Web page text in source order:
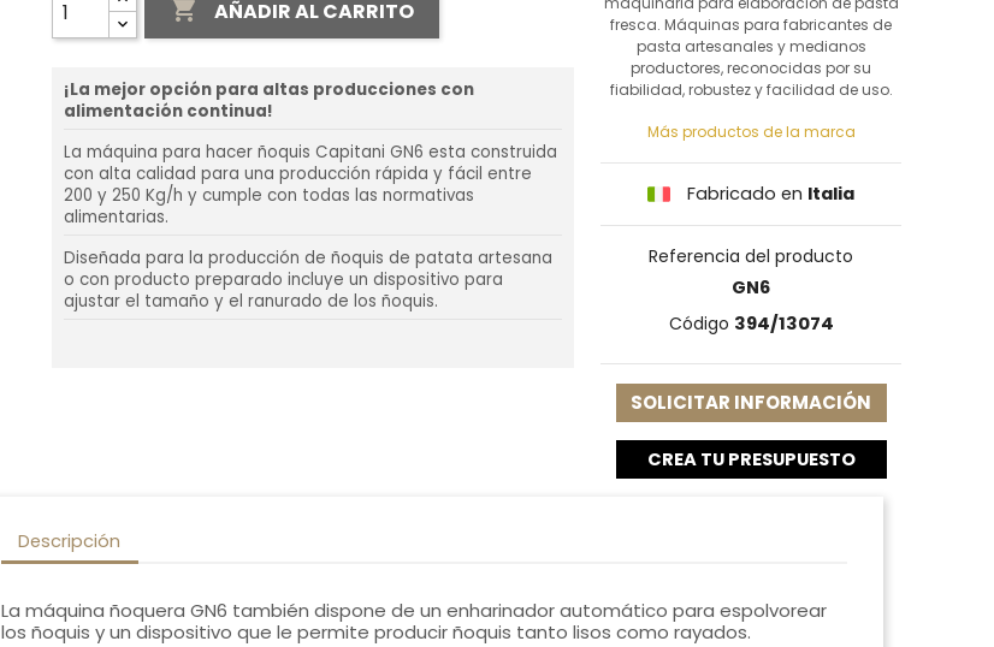
 AÑADIR AL CARRITO
¡La mejor opción para altas producciones con
alimentación continua!
La máquina para hacer ñoquis Capitani GN6 esta construida
con alta calidad para una producción rápida y fácil entre
200 y 250 Kg/h y cumple con todas las normativas
alimentarias.
Diseñada para la producción de ñoquis de patata artesana
o con producto preparado incluye un dispositivo para
ajustar el tamaño y el ranurado de los ñoquis.
fresca. Máquinas para fabricantes de
pasta artesanales y medianos
productores, reconocidas por su
fiabilidad, robustez y facilidad de uso.
Más productos de la marca
Fabricado en Italia
Referencia del producto
GN6
Código 394/13074
SOLICITAR INFORMACIÓN
CREA TU PRESUPUESTO
Descripción
La máquina ñoquera GN6 también dispone de un enharinador automático para espolvorear
los ñoquis y un dispositivo que le permite producir ñoquis tanto lisos como rayados.